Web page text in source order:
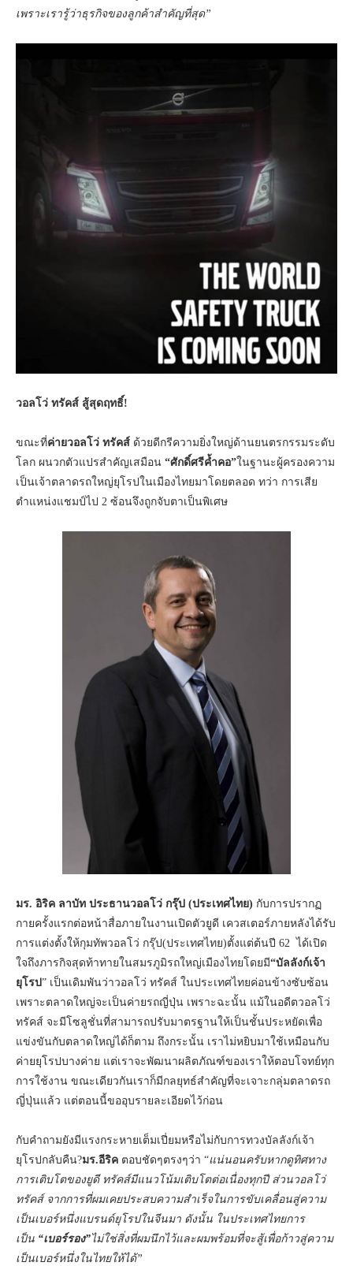
เพราะเรารู้ว่าธุรกิจของลูกค้าสำคัญที่สุด”
วอลโว่ ทรัคส์ สู้สุดฤทธิ์!
ขณะที่ค่ายวอลโว่ ทรัคส์ ด้วยดีกรีความยิ่งใหญ่ด้านยนตรกรรมระดับ
โลก ผนวกตัวแปรสำคัญเสมือน “ศักดิ์ศรีค้ำคอ”ในฐานะผู้ครองความ
เป็นเจ้าตลาดรถใหญ่ยุโรปในเมืองไทยมาโดยตลอด ทว่า การเสีย
ตำแหน่งแชมป์ไป 2 ซ้อนจึงถูกจับตาเป็นพิเศษ
มร. อิริค ลาบัท ประธานวอลโว่ กรุ๊ป (ประเทศไทย) กับการปรากฏ
กายครั้งแรกต่อหน้าสื่อภายในงานเปิดตัวยูดี เควสเตอร์ภายหลังได้รับ
การแต่งตั้งให้กุมทัพวอลโว่ กรุ๊ป(ประเทศไทย)ตั้งแต่ต้นปี 62 ได้เปิด
ใจถึงภารกิจสุดท้าทายในสมรภูมิรถใหญ่เมืองไทยโดยมี“บัลลังก์เจ้า
ยุโรป” เป็นเดิมพันว่าวอลโว่ ทรัคส์ ในประเทศไทยค่อนข้างซับซ้อน
เพราะตลาดใหญ่จะเป็นค่ายรถญี่ปุ่น เพราะฉะนั้น แม้ในอดีตวอลโว่
ทรัคส์ จะมีโซลูชั่นที่สามารถปรับมาตรฐานให้เป็นชั้นประหยัดเพื่อ
แข่งขันกับตลาดใหญ่ได้ก็ตาม ถึงกระนั้น เราไม่หยิบมาใช้เหมือนกับ
ค่ายยุโรปบางค่าย แต่เราจะพัฒนาผลิตภัณฑ์ของเราให้ตอบโจทย์ทุก
การใช้งาน ขณะเดียวกันเราก็มีกลยุทธ์สำคัญที่จะเจาะกลุ่มตลาดรถ
ญี่ปุ่นแล้ว แต่ตอนนี้ขออุบรายละเอียดไว้ก่อน
กับคำถามยังมีแรงกระหายเต็มเปี่ยมหรือไม่กับการทวงบัลลังก์เจ้า
ยุโรปกลับคืน?มร.อีริค ตอบชัดๆตรงๆว่า “แน่นอนครับหากดูทิศทาง
การเติบโตของยูดี ทรัคส์มีแนวโน้มเติบโตต่อเนื่องทุกปี ส่วนวอลโว่
ทรัคส์ จากการที่ผมเคยประสบความสำเร็จในการขับเคลื่อนสู่ความ
เป็นเบอร์หนึ่งแบรนด์ยุโรปในจีนมา ดังนั้น ในประเทศไทยการ
เป็น “เบอร์รอง”ไม่ใช่สิ่งที่ผมนึกไว้และผมพร้อมที่จะสู้เพื่อก้าวสู่ความ
เป็นเบอร์หนึ่งในไทยให้ได้”